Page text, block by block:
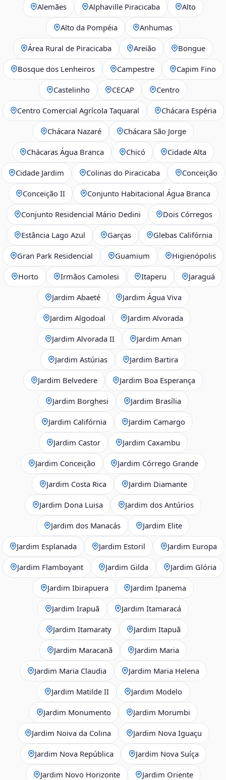
Alemães Alphaville Piracicaba Alto
Alto da Pompéia Anhumas
Área Rural de Piracicaba Areião Bongue
Bosque dos Lenheiros Campestre Capim Fino
Castelinho CECAP Centro
Centro Comercial Agrícola Taquaral Chácara Espéria
Chácara Nazaré Chácara São Jorge
Chácaras Água Branca Chicó Cidade Alta
Cidade Jardim Colinas do Piracicaba Conceição
Conceição II Conjunto Habitacional Água Branca
Conjunto Residencial Mário Dedini Dois Córregos
Estância Lago Azul Garças Glebas Califórnia
Gran Park Residencial Guamium Higienópolis
Horto Irmãos Camolesi Itaperu Jaraguá
Jardim Abaeté Jardim Água Viva
Jardim Algodoal Jardim Alvorada
Jardim Alvorada II Jardim Aman
Jardim Astúrias Jardim Bartira
Jardim Belvedere Jardim Boa Esperança
Jardim Borghesi Jardim Brasília
Jardim Califórnia Jardim Camargo
Jardim Castor Jardim Caxambu
Jardim Conceição Jardim Córrego Grande
Jardim Costa Rica Jardim Diamante
Jardim Dona Luisa Jardim dos Antúrios
Jardim dos Manacás Jardim Elite
Jardim Esplanada Jardim Estoril Jardim Europa
Jardim Flamboyant Jardim Gilda Jardim Glória
Jardim Ibirapuera Jardim Ipanema
Jardim Irapuã Jardim Itamaracá
Jardim Itamaraty Jardim Itapuã
Jardim Maracanã Jardim Maria
Jardim Maria Claudia Jardim Maria Helena
Jardim Matilde II Jardim Modelo
Jardim Monumento Jardim Morumbi
Jardim Noiva da Colina Jardim Nova Iguaçu
Jardim Nova República Jardim Nova Suíça
Jardim Novo Horizonte Jardim Oriente